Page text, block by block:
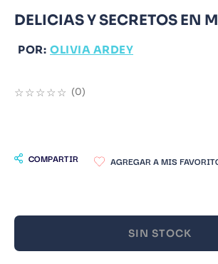
DELICIAS Y SECRETOS EN
POR: OLIVIA ARDEY
☆☆☆☆☆ (0)
COMPARTIR
SIN STOCK
9. Warhammer
10. Infantil